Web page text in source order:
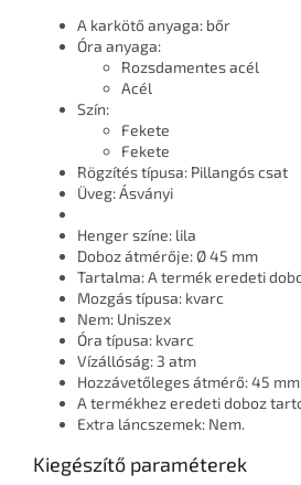
A karkötő anyaga: bőr
Óra anyaga:
Rozsdamentes acél
Acél
Szín:
Fekete
Fekete
Rögzítés típusa: Pillangós csat
Üveg: Ásványi
Henger színe: lila
Doboz átmérője: Ø 45 mm
Tartalma: A termék eredeti
Mozgás típusa: kvarc
Nem: Uniszex
Óra típusa: kvarc
Vízállóság: 3 atm
Hozzávetőleges átmérő: 45 mm
A termékhez eredeti doboz
Extra láncszemek: Nem.
Kiegészítő paraméterek